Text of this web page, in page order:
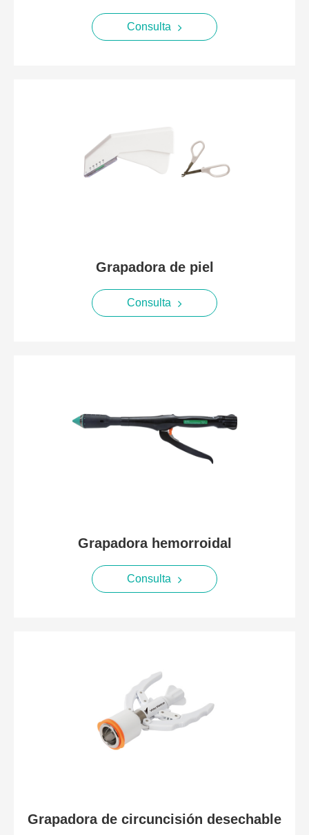
Consulta
Grapadora de piel
Consulta
Grapadora hemorroidal
Consulta
Grapadora de circuncisión desechable